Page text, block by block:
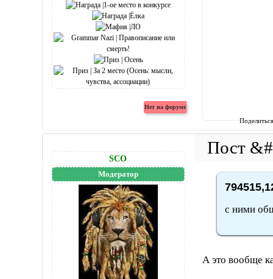
SCO
Модератор
с ними
А это вообще